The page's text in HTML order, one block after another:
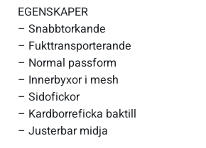
EGENSKAPER
– Snabbtorkande
– Fukttransporterande
– Normal passform
– Innerbyxor i mesh
– Sidofickor
– Kardborreficka baktill
– Justerbar midja